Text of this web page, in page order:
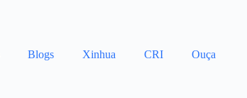
Blogs Xinhua CRI Ouça